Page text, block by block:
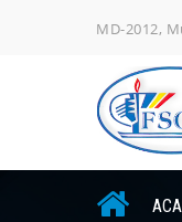
MD-2012,